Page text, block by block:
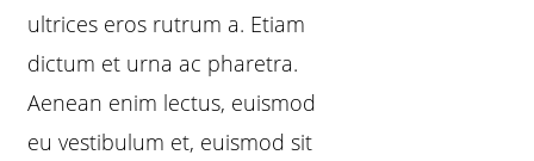
ultrices eros rutrum a. Etiam
dictum et urna ac pharetra.
Aenean enim lectus, euismod
eu vestibulum et, euismod sit